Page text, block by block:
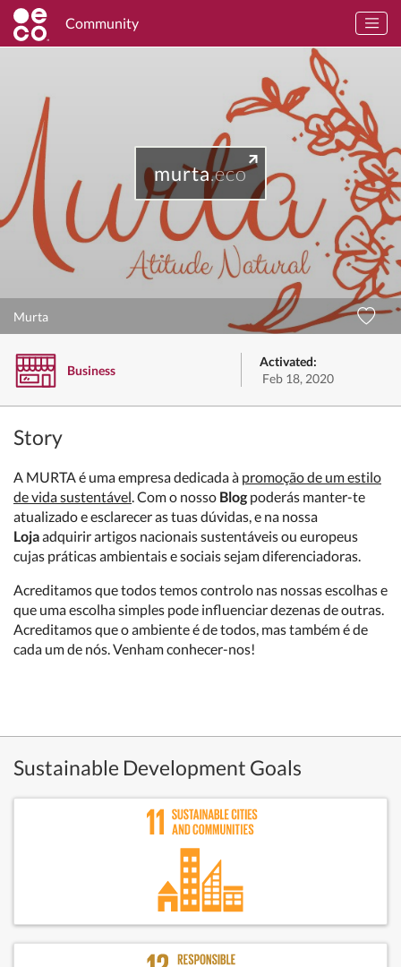
Community
murta.eco
Murta
Business
Activated:
Feb 18, 2020
Story
A MURTA é uma empresa dedicada à promoção de um estilo
de vida sustentável.Com o nosso Blog poderás manter-te
atualizado e esclarecer as tuas dúvidas, e na nossa
Lojaadquirir artigos nacionais sustentáveis ou europeus
cujas práticas ambientais e sociais sejam diferenciadoras.
Acreditamos que todos temos controlo nas nossas escolhas e
que uma escolha simples pode influenciar dezenas de outras.
Acreditamos que o ambiente é de todos, mas também é de
cada um de nós. Venham conhecer-nos!
Sustainable Development Goals